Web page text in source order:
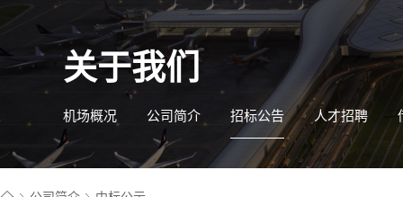
关于我们
机场概况 公司简介 招标公告 人才招聘